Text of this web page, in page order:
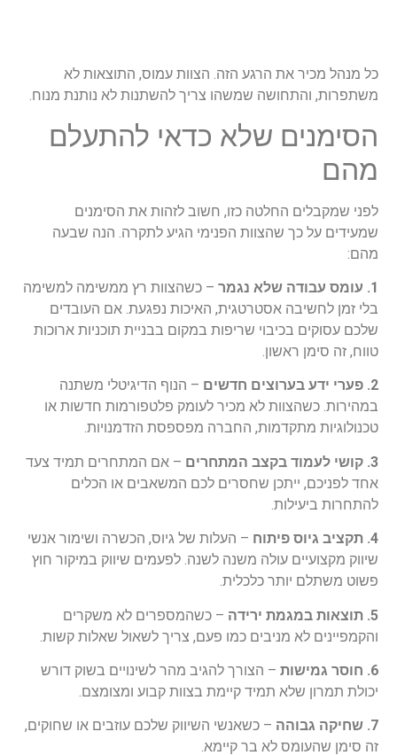
כל מנהל מכיר את הרגע הזה. הצוות עמוס, התוצאות לא
משתפרות, והתחושה שמשהו צריך להשתנות לא נותנת מנוח.
הסימנים שלא כדאי להתעלם
מהם
לפני שמקבלים החלטה כזו, חשוב לזהות את הסימנים
שמעידים על כך שהצוות הפנימי הגיע לתקרה. הנה שבעה
מהם:
1. עומס עבודה שלא נגמר – כשהצוות רץ ממשימה למשימה
בלי זמן לחשיבה אסטרטגית, האיכות נפגעת. אם העובדים
שלכם עסוקים בכיבוי שריפות במקום בבניית תוכניות ארוכות
טווח, זה סימן ראשון.
2. פערי ידע בערוצים חדשים – הנוף הדיגיטלי משתנה
במהירות. כשהצוות לא מכיר לעומק פלטפורמות חדשות או
טכנולוגיות מתקדמות, החברה מפספסת הזדמנויות.
3. קושי לעמוד בקצב המתחרים – אם המתחרים תמיד צעד
אחד לפניכם, ייתכן שחסרים לכם המשאבים או הכלים
להתחרות ביעילות.
4. תקציב גיוס פיתוח – העלות של גיוס, הכשרה ושימור אנשי
שיווק מקצועיים עולה משנה לשנה. לפעמים שיווק במיקור חוץ
פשוט משתלם יותר כלכלית.
5. תוצאות במגמת ירידה – כשהמספרים לא משקרים
והקמפיינים לא מניבים כמו פעם, צריך לשאול שאלות קשות.
6. חוסר גמישות – הצורך להגיב מהר לשינויים בשוק דורש
יכולת תמרון שלא תמיד קיימת בצוות קבוע ומצומצם.
7. שחיקה גבוהה – כשאנשי השיווק שלכם עוזבים או שחוקים,
זה סימן שהעומס לא בר קיימא.